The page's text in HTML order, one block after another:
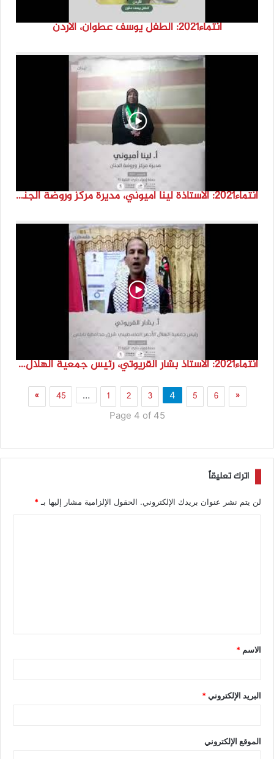
انتماء2021: الطفل يوسف عطوان، الاردن
انتماء2021: الاستاذة لينا اميوني، مديرة مركز وروضة الجنان، لبنان
انتماء2021: الاستاذ بشار القريوتي، رئيس جمعية الهلال الاحمر الفلسطيني شرق محافظة نابلس، فلسطين
«
1 2 3 4 5 6
…
45
»
Page 4 of 45
اترك تعليقاً
لن يتم نشر عنوان بريدك الإلكتروني. الحقول الإلزامية مشار إليها بـ *
الاسم *
البريد الإلكتروني*
الموقع الإلكتروني